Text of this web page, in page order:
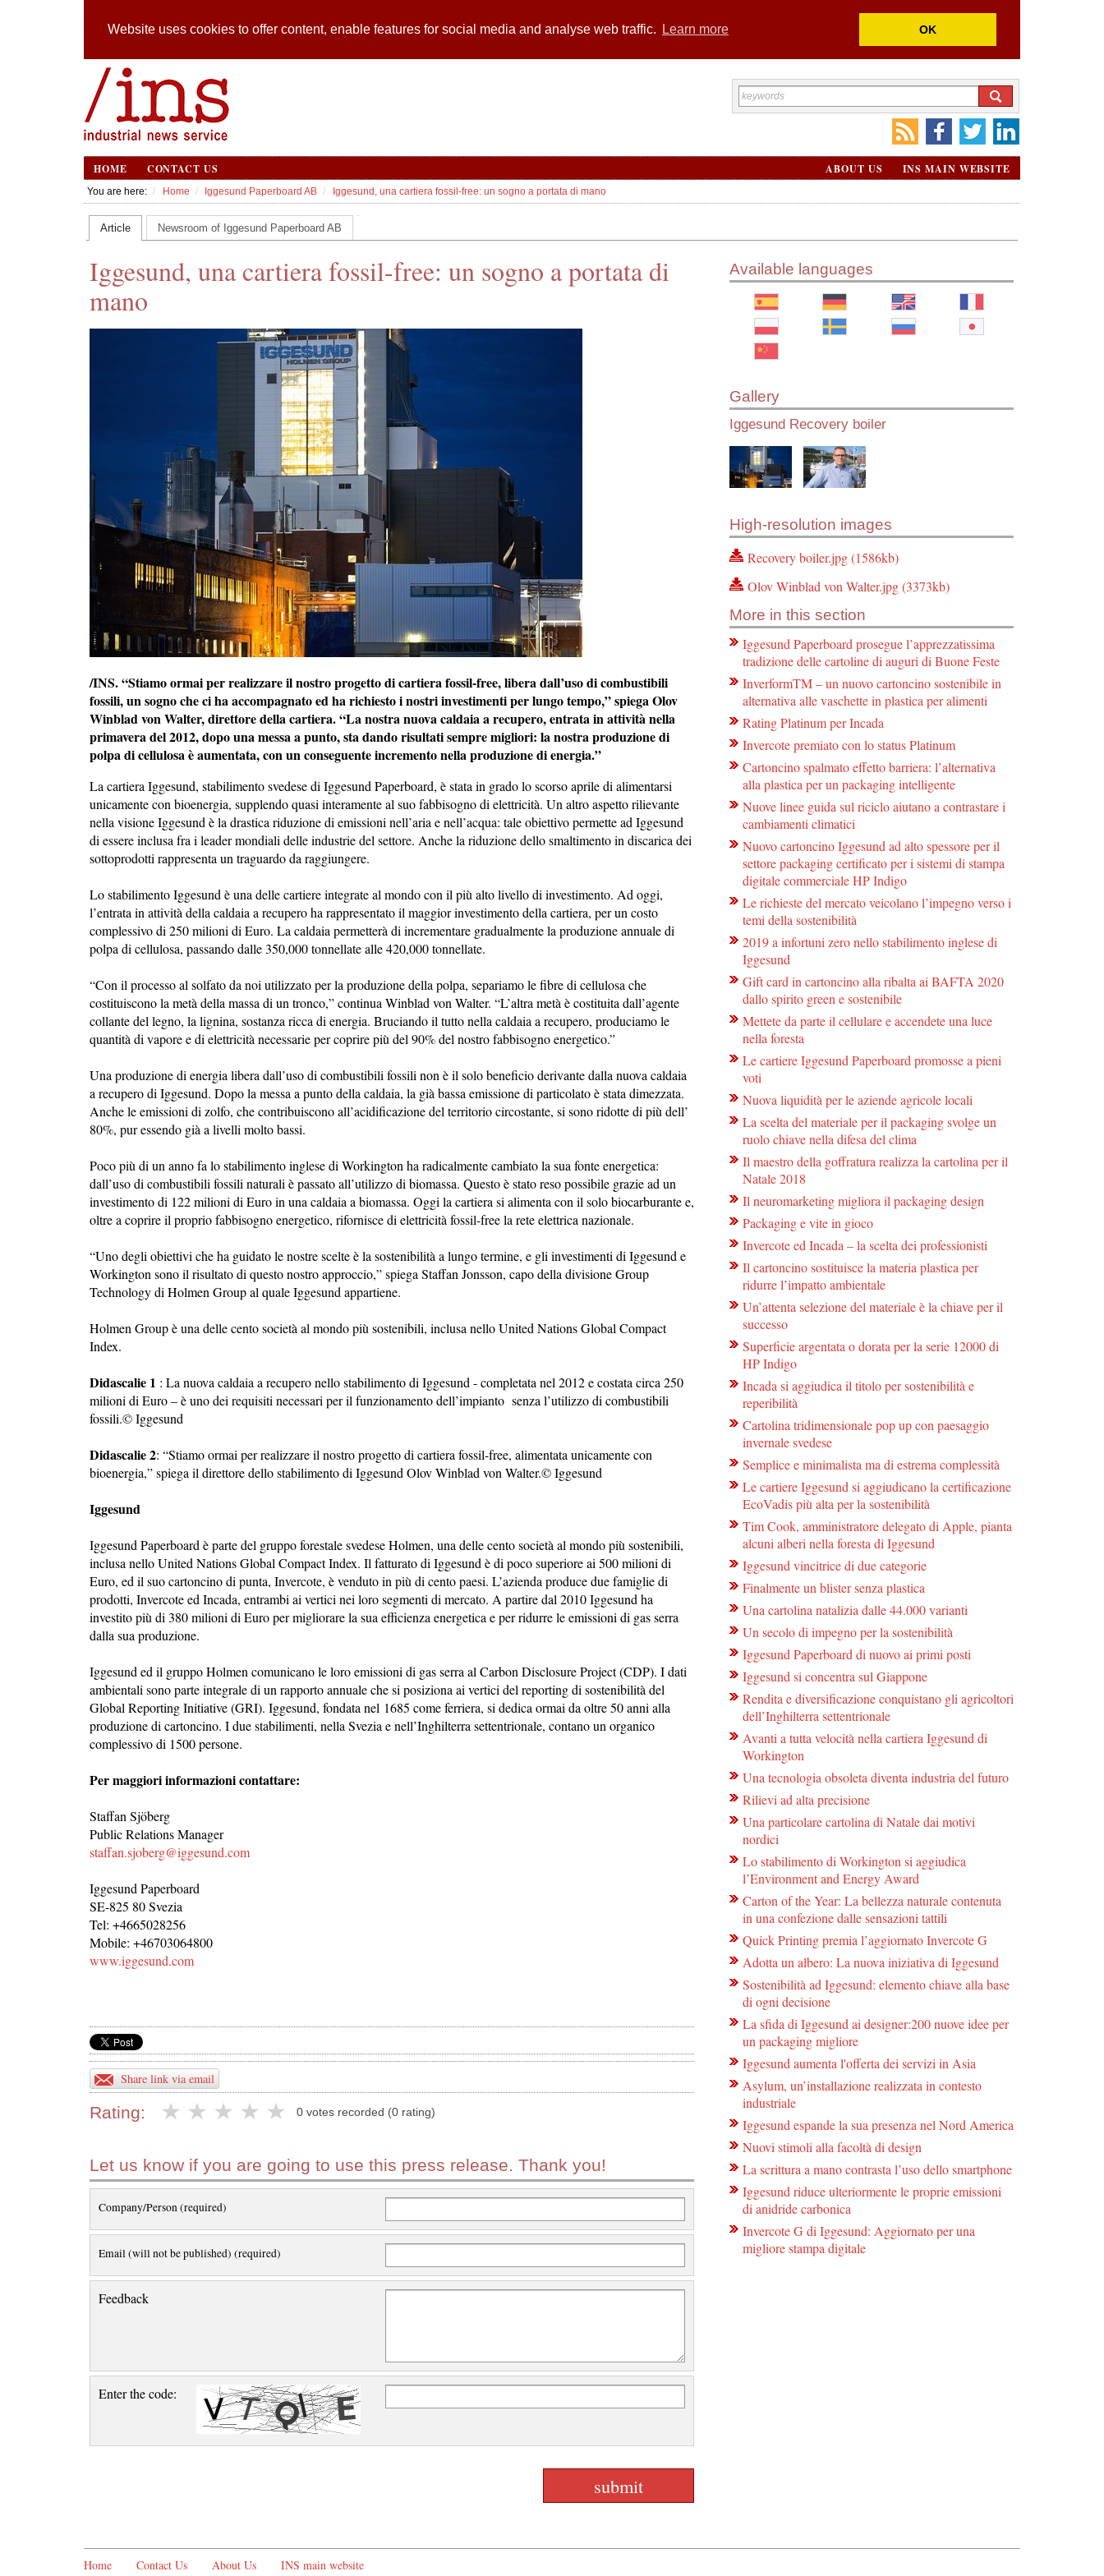
Website uses cookies to offer content, enable features for social media and analyse web traffic. Learn more OK
HOME CONTACT US INS MAIN WEBSITE
ABOUT US
You are here: Home Iggesund Paperboard AB Iggesund, una cartiera fossil-free: un sogno a portata di mano
Article Newsroom of Iggesund Paperboard AB
Iggesund, una cartiera fossil-free: un sogno a portata di
mano
/INS. “Stiamo ormai per realizzare il nostro progetto di cartiera fossil-free, libera dall’uso di combustibili
fossili, un sogno che ci ha accompagnato ed ha richiesto i nostri investimenti per lungo tempo,” spiega Olov
Winblad von Walter, direttore della cartiera. “La nostra nuova caldaia a recupero, entrata in attività nella
primavera del 2012, dopo una messa a punto, sta dando risultati sempre migliori: la nostra produzione di
polpa di cellulosa è aumentata, con un conseguente incremento nella produzione di energia.”
La cartiera Iggesund, stabilimento svedese di Iggesund Paperboard, è stata in grado lo scorso aprile di alimentarsi
unicamente con bioenergia, supplendo quasi interamente al suo fabbisogno di elettricità. Un altro aspetto rilievante
nella visione Iggesund è la drastica riduzione di emissioni nell’aria e nell’acqua: tale obiettivo permette ad Iggesund
di essere inclusa fra i leader mondiali delle industrie del settore. Anche la riduzione dello smaltimento in discarica dei
sottoprodotti rappresenta un traguardo da raggiungere.
Lo stabilimento Iggesund è una delle cartiere integrate al mondo con il più alto livello di investimento. Ad oggi,
l’entrata in attività della caldaia a recupero ha rappresentato il maggior investimento della cartiera, per un costo
complessivo di 250 milioni di Euro. La caldaia permetterà di incrementare gradualmente la produzione annuale di
polpa di cellulosa, passando dalle 350,000 tonnellate alle 420,000 tonnellate.
“Con il processo al solfato da noi utilizzato per la produzione della polpa, separiamo le fibre di cellulosa che
costituiscono la metà della massa di un tronco,” continua Winblad von Walter. “L’altra metà è costituita dall’agente
collante del legno, la lignina, sostanza ricca di energia. Bruciando il tutto nella caldaia a recupero, produciamo le
quantità di vapore e di elettricità necessarie per coprire più del 90% del nostro fabbisogno energetico.”
Una produzione di energia libera dall’uso di combustibili fossili non è il solo beneficio derivante dalla nuova caldaia
a recupero di Iggesund. Dopo la messa a punto della caldaia, la già bassa emissione di particolato è stata dimezzata.
Anche le emissioni di zolfo, che contribuiscono all’acidificazione del territorio circostante, si sono ridotte di più dell’
80%, pur essendo già a livelli molto bassi.
Poco più di un anno fa lo stabilimento inglese di Workington ha radicalmente cambiato la sua fonte energetica:
dall’uso di combustibili fossili naturali è passato all’utilizzo di biomassa. Questo è stato reso possibile grazie ad un
investimento di 122 milioni di Euro in una caldaia a biomassa. Oggi la cartiera si alimenta con il solo biocarburante e,
oltre a coprire il proprio fabbisogno energetico, rifornisce di elettricità fossil-free la rete elettrica nazionale.
“Uno degli obiettivi che ha guidato le nostre scelte è la sostenibilità a lungo termine, e gli investimenti di Iggesund e
Workington sono il risultato di questo nostro approccio,” spiega Staffan Jonsson, capo della divisione Group
Technology di Holmen Group al quale Iggesund appartiene.
Holmen Group è una delle cento società al mondo più sostenibili, inclusa nello United Nations Global Compact
Index.
Didascalie 1 : La nuova caldaia a recupero nello stabilimento di Iggesund - completata nel 2012 e costata circa 250
milioni di Euro – è uno dei requisiti necessari per il funzionamento dell’impianto senza l’utilizzo di combustibili
fossili.© Iggesund
Didascalie 2: “Stiamo ormai per realizzare il nostro progetto di cartiera fossil-free, alimentata unicamente con
bioenergia,” spiega il direttore dello stabilimento di Iggesund Olov Winblad von Walter.© Iggesund
Iggesund
Iggesund Paperboard è parte del gruppo forestale svedese Holmen, una delle cento società al mondo più sostenibili,
inclusa nello United Nations Global Compact Index. Il fatturato di Iggesund è di poco superiore ai 500 milioni di
Euro, ed il suo cartoncino di punta, Invercote, è venduto in più di cento paesi. L’azienda produce due famiglie di
prodotti, Invercote ed Incada, entrambi ai vertici nei loro segmenti di mercato. A partire dal 2010 Iggesund ha
investito più di 380 milioni di Euro per migliorare la sua efficienza energetica e per ridurre le emissioni di gas serra
dalla sua produzione.
Iggesund ed il gruppo Holmen comunicano le loro emissioni di gas serra al Carbon Disclosure Project (CDP). I dati
ambientali sono parte integrale di un rapporto annuale che si posiziona ai vertici del reporting di sostenibilità del
Global Reporting Initiative (GRI). Iggesund, fondata nel 1685 come ferriera, si dedica ormai da oltre 50 anni alla
produzione di cartoncino. I due stabilimenti, nella Svezia e nell’Inghilterra settentrionale, contano un organico
complessivo di 1500 persone.
Per maggiori informazioni contattare:
Staffan Sjöberg
Public Relations Manager
staffan.sjoberg@iggesund.com
Iggesund Paperboard
SE-825 80 Svezia
Tel: +4665028256
Mobile: +46703064800
www.iggesund.com
Share link via email
Rating: 0 votes recorded (0 rating)
Let us know if you are going to use this press release. Thank you!
Company/Person (required)
Email (will not be published) (required)
Feedback
Enter the code:
Available languages
Gallery
Iggesund Recovery boiler
High-resolution images
Recovery boiler.jpg (1586kb)
Olov Winblad von Walter.jpg (3373kb)
More in this section
Iggesund Paperboard prosegue l’apprezzatissima
tradizione delle cartoline di auguri di Buone Feste
InverformTM – un nuovo cartoncino sostenibile in
alternativa alle vaschette in plastica per alimenti
Rating Platinum per Incada
Invercote premiato con lo status Platinum
Cartoncino spalmato effetto barriera: l’alternativa
alla plastica per un packaging intelligente
Nuove linee guida sul riciclo aiutano a contrastare i
cambiamenti climatici
Nuovo cartoncino Iggesund ad alto spessore per il
settore packaging certificato per i sistemi di stampa
digitale commerciale HP Indigo
Le richieste del mercato veicolano l’impegno verso i
temi della sostenibilità
2019 a infortuni zero nello stabilimento inglese di
Iggesund
Gift card in cartoncino alla ribalta ai BAFTA 2020
dallo spirito green e sostenibile
Mettete da parte il cellulare e accendete una luce
nella foresta
Le cartiere Iggesund Paperboard promosse a pieni
voti
Nuova liquidità per le aziende agricole locali
La scelta del materiale per il packaging svolge un
ruolo chiave nella difesa del clima
Il maestro della goffratura realizza la cartolina per il
Natale 2018
Il neuromarketing migliora il packaging design
Packaging e vite in gioco
Invercote ed Incada – la scelta dei professionisti
Il cartoncino sostituisce la materia plastica per
ridurre l’impatto ambientale
Un’attenta selezione del materiale è la chiave per il
successo
Superficie argentata o dorata per la serie 12000 di
HP Indigo
Incada si aggiudica il titolo per sostenibilità e
reperibilità
Cartolina tridimensionale pop up con paesaggio
invernale svedese
Semplice e minimalista ma di estrema complessità
Le cartiere Iggesund si aggiudicano la certificazione
EcoVadis più alta per la sostenibilità
Tim Cook, amministratore delegato di Apple, pianta
alcuni alberi nella foresta di Iggesund
Iggesund vincitrice di due categorie
Finalmente un blister senza plastica
Una cartolina natalizia dalle 44.000 varianti
Un secolo di impegno per la sostenibilità
Iggesund Paperboard di nuovo ai primi posti
Iggesund si concentra sul Giappone
Rendita e diversificazione conquistano gli agricoltori
dell’Inghilterra settentrionale
Avanti a tutta velocità nella cartiera Iggesund di
Workington
Una tecnologia obsoleta diventa industria del futuro
Rilievi ad alta precisione
Una particolare cartolina di Natale dai motivi
nordici
Lo stabilimento di Workington si aggiudica
l’Environment and Energy Award
Carton of the Year: La bellezza naturale contenuta
in una confezione dalle sensazioni tattili
Quick Printing premia l’aggiornato Invercote G
Adotta un albero: La nuova iniziativa di Iggesund
Sostenibilità ad Iggesund: elemento chiave alla base
di ogni decisione
La sfida di Iggesund ai designer:200 nuove idee per
un packaging migliore
Iggesund aumenta l'offerta dei servizi in Asia
Asylum, un’installazione realizzata in contesto
industriale
Iggesund espande la sua presenza nel Nord America
Nuovi stimoli alla facoltà di design
La scrittura a mano contrasta l’uso dello smartphone
Iggesund riduce ulteriormente le proprie emissioni
di anidride carbonica
Invercote G di Iggesund: Aggiornato per una
migliore stampa digitale
Home Contact Us About Us INS main website